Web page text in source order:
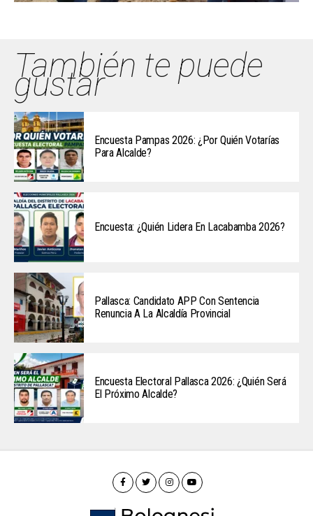
También te puede
gustar
Encuesta Pampas 2026: ¿Por Quién Votarías
Para Alcalde?
Encuesta: ¿Quién Lidera En Lacabamba 2026?
Pallasca: Candidato APP Con Sentencia
Renuncia A La Alcaldía Provincial
Encuesta Electoral Pallasca 2026: ¿Quién Será
El Próximo Alcalde?